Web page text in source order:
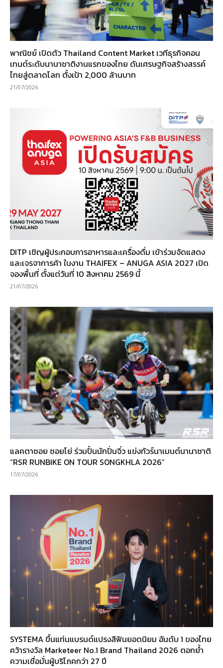
พาณิชย์ เปิดตัว Thailand Content Market เวทีธุรกิจคอน
เทนต์ระดับนานาชาติงานแรกของไทย ดันเศรษฐกิจสร้างสรรค์
ไทยสู่ตลาดโลก ตั้งเป้า 2,000 ล้านบาท
21/07/2026
DITP เชิญผู้ประกอบการอาหารและเครื่องดื่ม เข้าร่วมจัดแสดง
และเจรจาการค้า ในงาน THAIFEX – ANUGA ASIA 2027 เปิด
จองพื้นที่ ตั้งแต่วันที่ 10 สิงหาคม 2569 นี้
21/07/2026
แลคตาซอย ซอยโย่ ร่วมปั้นนักปั่นจิ๋ว แข่งทัวร์นาเมนต์นานาชาติ
“RSR RUNBIKE ON TOUR SONGKHLA 2026”
17/07/2026
SYSTEMA ขึ้นแท่นแบรนด์แปรงสีฟันยอดนิยม อันดับ 1 ของไทย
คว้ารางวัล Marketeer No.1 Brand Thailand 2026 ตอกย้ำ
ความเชื่อมั่นผู้บริโภคกว่า 27 ปี